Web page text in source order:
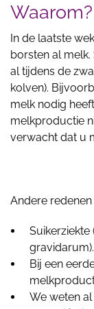
Waarom?
In de laatste
borsten al
al tijdens de
kolven).
melk nodig
melkproductie
verwacht dat u
Andere
gravidarum).
Bij een
We weten